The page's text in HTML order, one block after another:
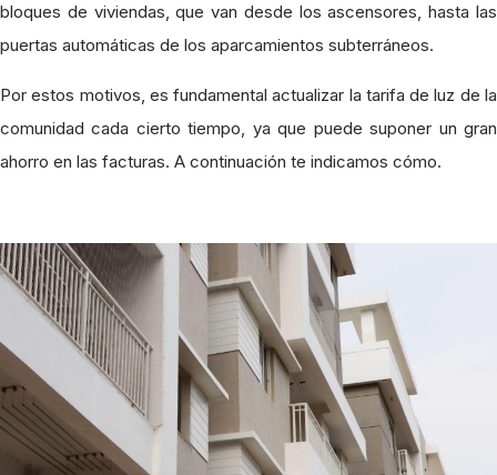
bloques de viviendas, que van desde los ascensores, hasta las
puertas automáticas de los aparcamientos subterráneos.
Por estos motivos, es fundamental actualizar la tarifa de luz de la
comunidad cada cierto tiempo, ya que puede suponer un gran
ahorro en las facturas. A continuación te indicamos cómo.